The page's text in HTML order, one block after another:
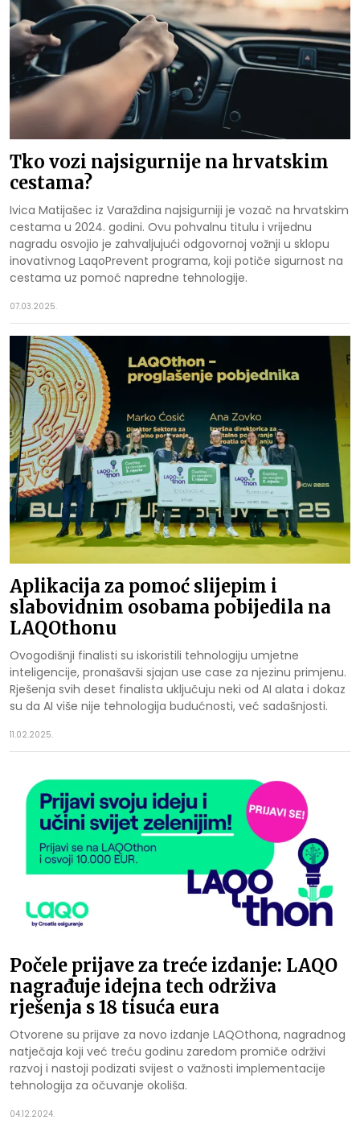
Tko vozi najsigurnije na hrvatskim
cestama?
Ivica Matijašec iz Varaždina najsigurniji je vozač na hrvatskim
cestama u 2024. godini. Ovu pohvalnu titulu i vrijednu
nagradu osvojio je zahvaljujući odgovornoj vožnji u sklopu
inovativnog LaqoPrevent programa, koji potiče sigurnost na
cestama uz pomoć napredne tehnologije.
07.03.2025.
Aplikacija za pomoć slijepim i
slabovidnim osobama pobijedila na
LAQOthonu
Ovogodišnji finalisti su iskoristili tehnologiju umjetne
inteligencije, pronašavši sjajan use case za njezinu primjenu.
Rješenja svih deset finalista uključuju neki od AI alata i dokaz
su da AI više nije tehnologija budućnosti, već sadašnjosti.
11.02.2025.
Počele prijave za treće izdanje: LAQO
nagrađuje idejna tech održiva
rješenja s 18 tisuća eura
Otvorene su prijave za novo izdanje LAQOthona, nagradnog
natječaja koji već treću godinu zaredom promiče održivi
razvoj i nastoji podizati svijest o važnosti implementacije
tehnologija za očuvanje okoliša.
04.12.2024.